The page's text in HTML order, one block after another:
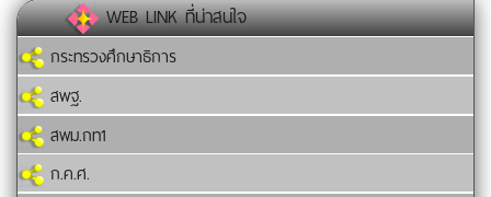
WEB LINK ที่น่าสนใจ
กระทรวงศึกษาธิการ
สพฐ.
สพม.กท1
ก.ค.ศ.